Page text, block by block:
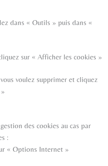
dans « Outils » puis dans «
sur « Afficher les cookies »
voulez supprimer et cliquez
des cookies au cas par
:
« Options Internet »